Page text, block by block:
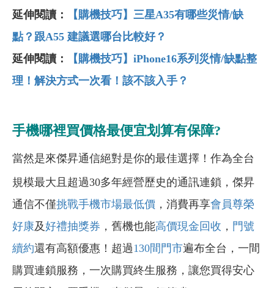
延伸閱讀：
【購機技巧】三星A35有哪些災情/缺
點？跟A55 建議選哪台比較好？
延伸閱讀：
【購機技巧】iPhone16系列災情/缺點整
理！解決方式一次看！該不該入手？
手機哪裡買價格最便宜划算有保障?
當然是來傑昇通信絕對是你的最佳選擇！作為全台
規模最大且超過30多年經營歷史的通訊連鎖，傑昇
通信不僅挑戰手機市場最低價 ，消費再享會員尊榮
好康及好禮抽獎券 ，舊機也能高價現金回收 ， 門號
續約還有高額優惠！超過130間門市遍布全台，一間
購買連鎖服務，一次購買終生服務，讓您買得安心